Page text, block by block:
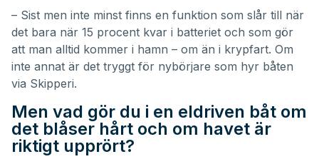
– Sist men inte minst finns en funktion som slår till när
det bara när 15 procent kvar i batteriet och som gör
att man alltid kommer i hamn – om än i krypfart. Om
inte annat är det tryggt för nybörjare som hyr båten
via Skipperi.
Men vad gör du i en eldriven båt om
det blåser hårt och om havet är
riktigt upprört?